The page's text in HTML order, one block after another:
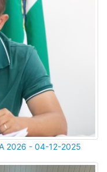
2026 - 04-12-2025